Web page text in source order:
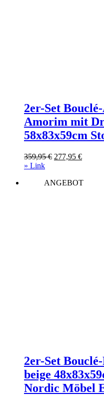
2er-Set
Amorim mit
58x83x59cm
Fußbänke Sessel
359,95€ Ursprünglicher
359,95 €
277,95 €
277,95
» Link
ANGEBOT
2er-Set
beige
Nordic Möbel